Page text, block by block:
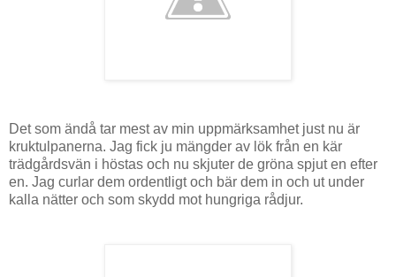
Det som ändå tar mest av min uppmärksamhet just nu är
kruktulpanerna. Jag fick ju mängder av lök från en kär
trädgårdsvän i höstas och nu skjuter de gröna spjut en efter
en. Jag curlar dem ordentligt och bär dem in och ut under
kalla nätter och som skydd mot hungriga rådjur.